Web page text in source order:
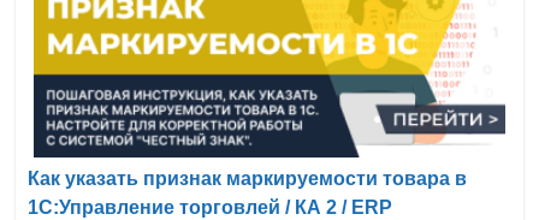
Как указать признак маркируемости товара в
1С:Управление торговлей / КА 2 / ERP